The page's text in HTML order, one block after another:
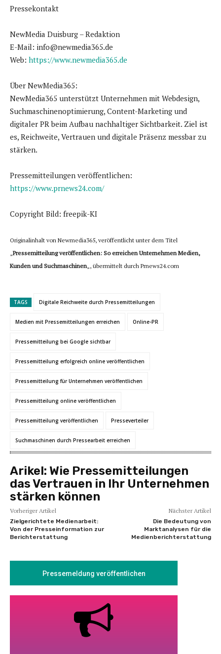
Pressekontakt
NewMedia Duisburg – Redaktion
E-Mail: info@newmedia365.de
Web: https://www.newmedia365.de
Über NewMedia365:
NewMedia365 unterstützt Unternehmen mit Webdesign,
Suchmaschinenoptimierung, Content-Marketing und
digitaler PR beim Aufbau nachhaltiger Sichtbarkeit. Ziel ist
es, Reichweite, Vertrauen und digitale Präsenz messbar zu
stärken.
Pressemitteilungen veröffentlichen:
https://www.prnews24.com/
Copyright Bild: freepik-KI
Originalinhalt von Newmedia365, veröffentlicht unter dem Titel
Pressemitteilung veröffentlichen: So erreichen Unternehmen Medien,
Kunden und Suchmaschinen „, übermittelt durch Prnews24.com
TAGS Digitale Reichweite durch Pressemitteilungen
Medien mit Pressemitteilungen erreichen Online-PR
Pressemitteilung bei Google sichtbar
Pressemitteilung erfolgreich online veröffentlichen
Pressemitteilung für Unternehmen veröffentlichen
Pressemitteilung online veröffentlichen
Pressemitteilung veröffentlichen Presseverteiler
Suchmaschinen durch Pressearbeit erreichen
Arikel: Wie Pressemitteilungen
das Vertrauen in Ihr Unternehmen
stärken können
Vorheriger Artikel
Zielgerichtete Medienarbeit:
Von der Presseinformation zur
Berichterstattung
Nächster Artikel
Die Bedeutung von
Marktanalysen für die
Medienberichterstattung
Pressemeldung veröffentlichen